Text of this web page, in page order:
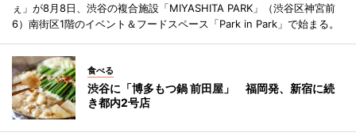
ぇ」が8月8日、渋谷の複合施設「MIYASHITA PARK」（渋谷区神宮前
6）南街区1階のイベント＆フードスペース「Park in Park」で始まる。
食べる
渋谷に「博多もつ鍋 前田屋」 福岡発、新宿に続
き都内2号店